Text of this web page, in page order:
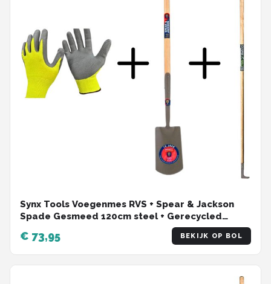
Synx Tools Voegenmes RVS + Spear & Jackson
Spade Gesmeed 120cm steel + Gerecycled
Tuinhandschoenen Maat L – Large –
Voegenkrabber met steel 150cm
€ 73,95 BEKIJK OP BOL